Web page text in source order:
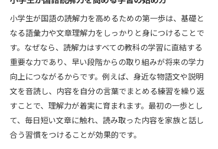
読解力を高める親子の会話と実践例
国語力向上につながる読書量の増やし方
小学生が伸びる読解力の基礎作りとは
読解力の土台を作る小学生向け国語学習
公文式学習で読解力の基礎を固める秘訣
小学生の国語読解力を伸ばす語彙力強化
家庭でできる読解力定着トレーニング法
国語力の基礎を育てる生活習慣の大切さ
小学生が国語の読解力を高めるための第一歩は、基礎と
なる語彙力や文章理解力をしっかりと身につけることで
す。なぜなら、読解力はすべての教科の学習に直結する
重要な力であり、早い段階からの取り組みが将来の学力
向上につながるからです。例えば、身近な物語文や説明
文を音読し、内容を自分の言葉でまとめる練習を繰り返
すことで、理解力が着実に育まれます。最初の一歩とし
て、毎日短い文章に触れ、読み取った内容を家族と話し
合う習慣をつけることが効果的です。